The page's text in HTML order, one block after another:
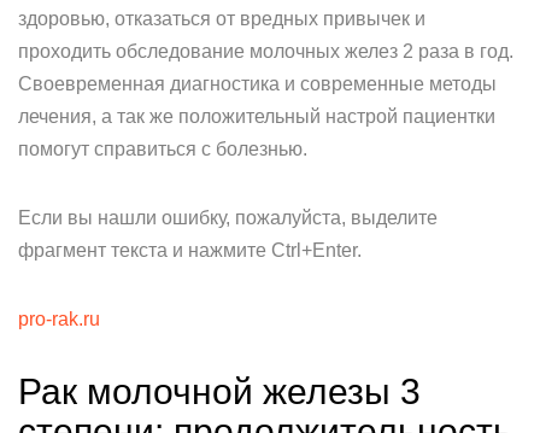
здоровью, отказаться от вредных привычек и
проходить обследование молочных желез 2 раза в год.
Своевременная диагностика и современные методы
лечения, а так же положительный настрой пациентки
помогут справиться с болезнью.
Если вы нашли ошибку, пожалуйста, выделите
фрагмент текста и нажмите Ctrl+Enter.
pro-rak.ru
Рак молочной железы 3